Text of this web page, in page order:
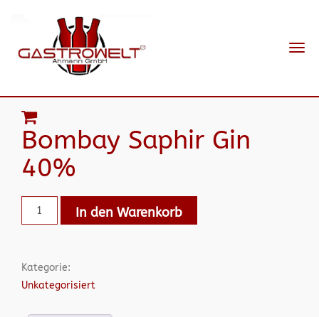
Bombay Saphir Gin
40%
In den Warenkorb
Kategorie:
Unkategorisiert